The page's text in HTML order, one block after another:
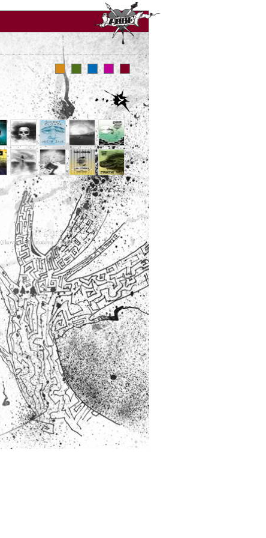
bez autorova souhlasu.